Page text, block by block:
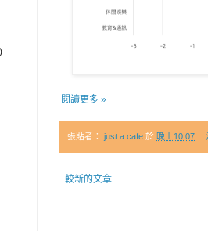
閱讀更多 »
張貼者： just a cafe 於 晚上10:07
較新的文章